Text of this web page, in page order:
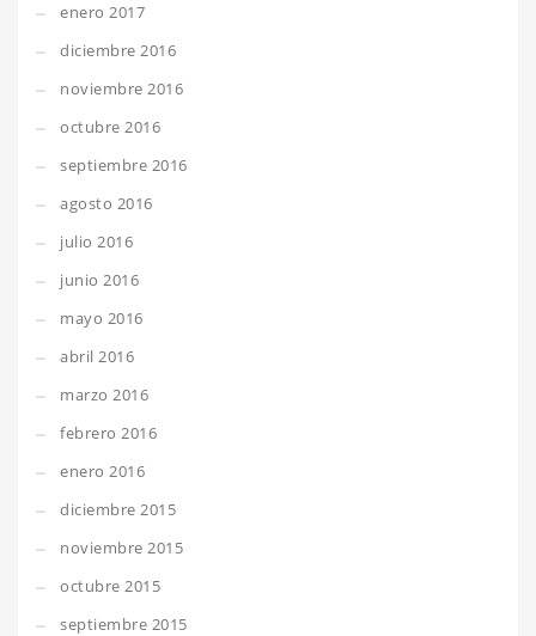
enero 2017
diciembre 2016
noviembre 2016
octubre 2016
septiembre 2016
agosto 2016
julio 2016
junio 2016
mayo 2016
abril 2016
marzo 2016
febrero 2016
enero 2016
diciembre 2015
noviembre 2015
octubre 2015
septiembre 2015